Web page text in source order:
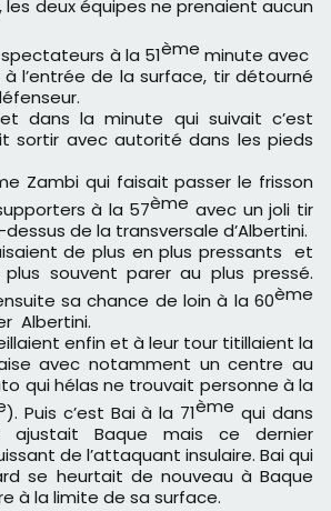
les deux équipes ne prenaient aucun
à la 51ème minute avec
l’entrée de la surface, tir détourné
dans la minute qui suivait c’est
sortir avec autorité dans les pieds
Zambi qui faisait passer le frisson
à la 57ème avec un joli tir
de la transversale d’Albertini.
de plus en plus pressants et
souvent parer au plus pressé.
sa chance de loin à la 60ème
Albertini.
enfin et à leur tour titillaient la
avec notamment un centre au
qui hélas ne trouvait personne à la
). Puis c’est Bai à la 71ème qui dans
ajustait Baque mais ce dernier
de l’attaquant insulaire. Bai qui
se heurtait de nouveau à Baque
à la limite de sa surface.